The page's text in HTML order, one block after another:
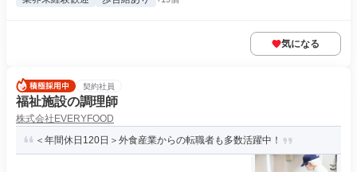
気になる
契約社員
福祉施設の調理師
株式会社EVERYFOOD
＜年間休日120日＞外食産業からの転職者も多数活躍中！